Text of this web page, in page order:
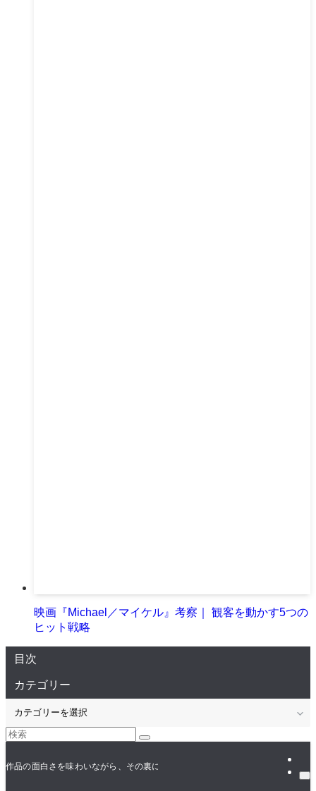
映画『Michael／マイケル』考察｜ 観客を動かす5つの
ヒット戦略
目次
カテゴリー
テ
ゴ
ー
作品の面白さを味わいながら、その裏にある**「人が動く仕組み（＝戦略）」